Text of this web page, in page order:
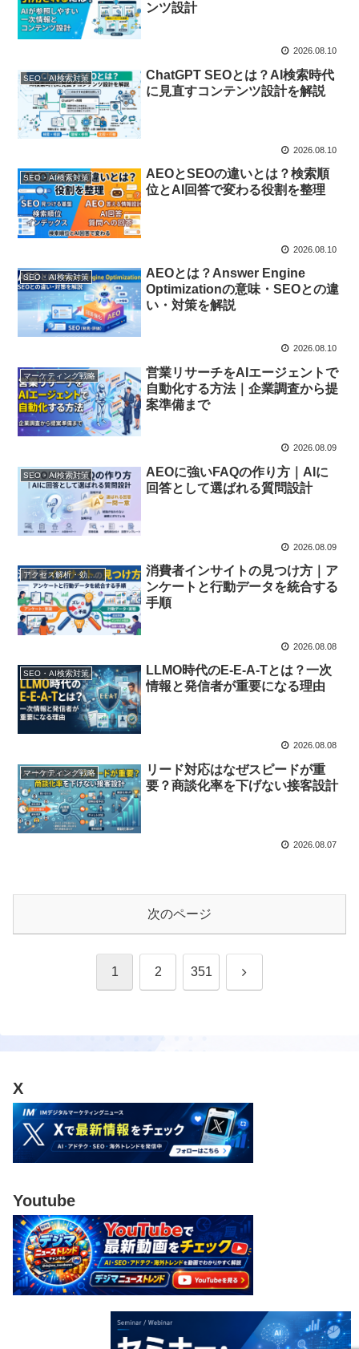
ンツ設計
2026.08.10
SEO・AI検索対策
ChatGPT SEOとは？AI検索時代
に見直すコンテンツ設計を解説
2026.08.10
SEO・AI検索対策
AEOとSEOの違いとは？検索順
位とAI回答で変わる役割を整理
2026.08.10
SEO・AI検索対策
AEOとは？Answer Engine
Optimizationの意味・SEOとの違
い・対策を解説
2026.08.10
マーケティング戦略
営業リサーチをAIエージェントで
自動化する方法｜企業調査から提
案準備まで
2026.08.09
SEO・AI検索対策
AEOに強いFAQの作り方｜AIに
回答として選ばれる質問設計
2026.08.09
アクセス解析・効果測定
消費者インサイトの見つけ方｜ア
ンケートと行動データを統合する
手順
2026.08.08
SEO・AI検索対策
LLMO時代のE-E-A-Tとは？一次
情報と発信者が重要になる理由
2026.08.08
マーケティング戦略
リード対応はなぜスピードが重
要？商談化率を下げない接客設計
2026.08.07
次のページ
1 2 351 次
X
Youtube